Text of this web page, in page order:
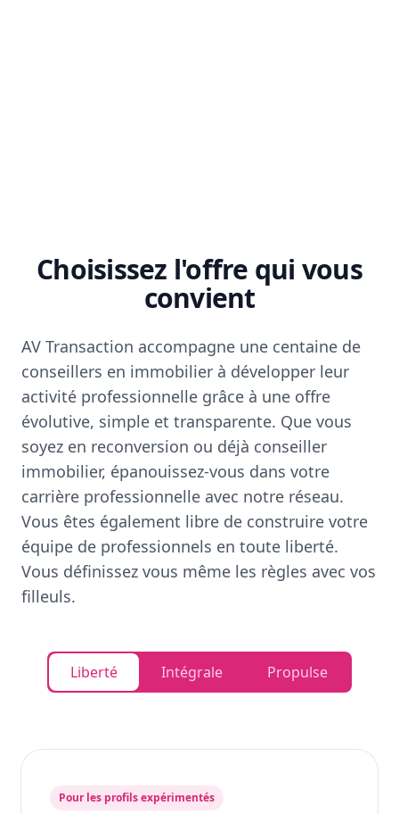
Choisissez l'offre qui vous
convient
AV Transaction accompagne une centaine de
conseillers en immobilier à développer leur
activité professionnelle grâce à une offre
évolutive, simple et transparente. Que vous
soyez en reconversion ou déjà conseiller
immobilier, épanouissez-vous dans votre
carrière professionnelle avec notre réseau.
Vous êtes également libre de construire votre
équipe de professionnels en toute liberté.
Vous définissez vous même les règles avec vos
filleuls.
Liberté Intégrale Propulse
Pour les profils expérimentés